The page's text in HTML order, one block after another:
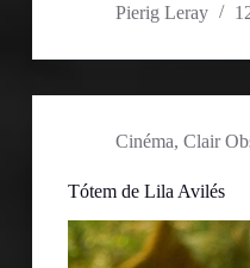
Pierig Leray
Cinéma, Clair
Tótem de Lila Avilés